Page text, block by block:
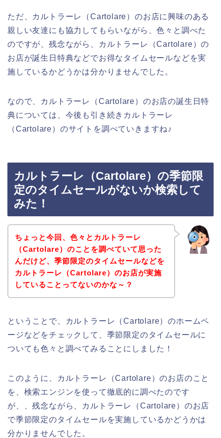
ただ、カルトラーレ（Cartolare）のお店に興味のある
親しい友達にも協力してもらいながら、色々と調べた
のですが、残念ながら、カルトラーレ（Cartolare）の
お店が誕生日特典などでお得なタイムセールなどを実
施しているかどうかは分かりませんでした。
なので、カルトラーレ（Cartolare）のお店の誕生日特
典については、今後も引き続きカルトラーレ
（Cartolare）のサイトを調べていきますね♪
カルトラーレ（Cartolare）の季節限
定のタイムセールがないか検索して
みた！
ちょっと今回、色々とカルトラーレ
（Cartolare）のことを調べていて思った
んだけど、季節限定のタイムセールなどを
カルトラーレ（Cartolare）のお店が実施
していることってないのかな～？
ということで、カルトラーレ（Cartolare）のホームペ
ージなどをチェックして、季節限定のタイムセールに
ついても色々と調べてみることにしました！
このように、カルトラーレ（Cartolare）のお店のこと
を、検索エンジンを使って徹底的に調べたのです
が、、残念ながら、カルトラーレ（Cartolare）のお店
で季節限定のタイムセールを実施しているかどうかは
分かりませんでした。